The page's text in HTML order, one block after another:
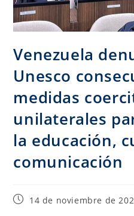
Venezuela
Unesco
medidas
unilaterales
la educación,
comunicación
14 de noviembre de